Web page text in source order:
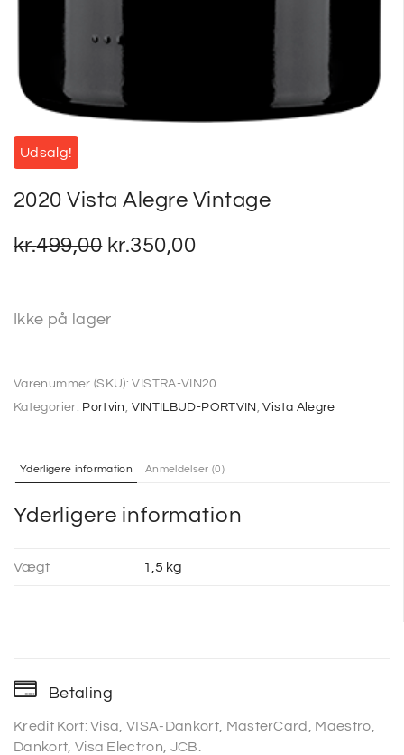
Udsalg!
2020 Vista Alegre Vintage
kr.499,00 kr.350,00
Ikke på lager
Varenummer (SKU):VISTRA-VIN20
Kategorier: Portvin , VINTILBUD-PORTVIN,Vista Alegre
Yderligere information Anmeldelser (0)
Yderligere information
Vægt 1,5 kg
Betaling
Kredit Kort: Visa, VISA-Dankort, MasterCard, Maestro,
Dankort, Visa Electron, JCB.